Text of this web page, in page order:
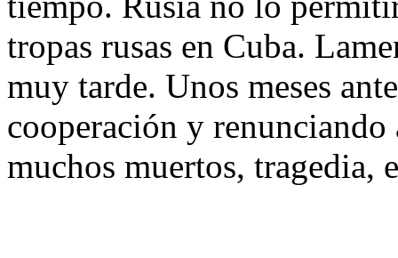
tropas rusas en Cuba.
muy tarde. Unos meses
cooperación y
muchos muertos, tragedia,